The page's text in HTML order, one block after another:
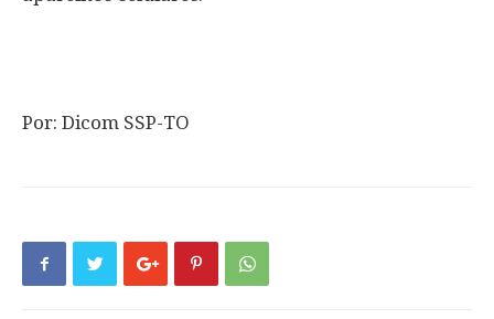
Por: Dicom SSP-TO